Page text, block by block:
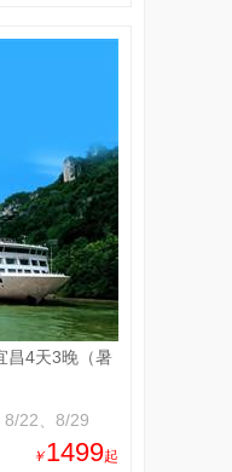
昌4天3晚（暑
22、8/29
￥1499起